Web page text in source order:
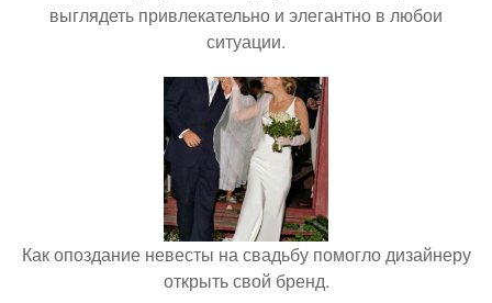
выглядеть привлекательно и элегантно в любои
ситуации.
Как опоздание невесты на свадьбу помогло дизайнеру
открыть свой бренд.